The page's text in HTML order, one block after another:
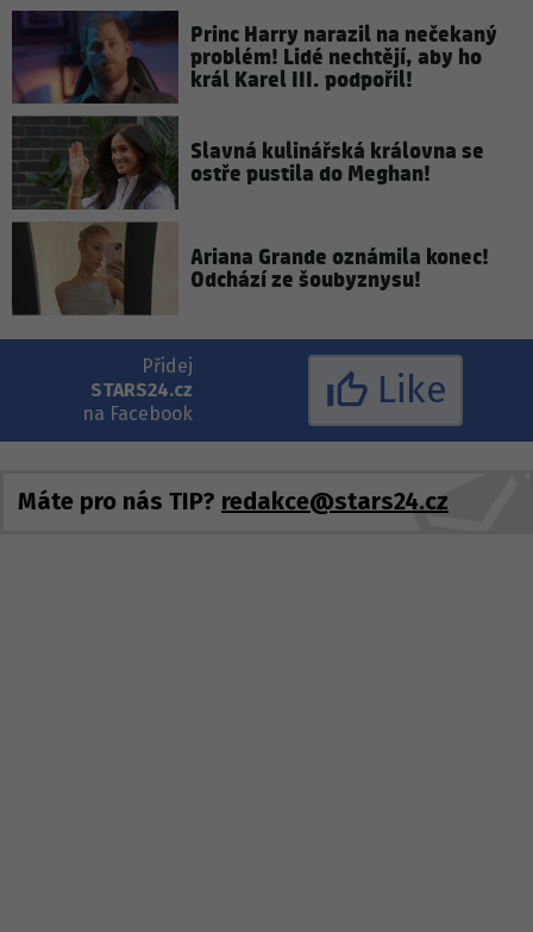
Princ Harry narazil na nečekaný
problém! Lidé nechtějí, aby ho
král Karel III. podpořil!
Slavná kulinářská královna se
ostře pustila do Meghan!
Ariana Grande oznámila konec!
Odchází ze šoubyznysu!
Přidej
STARS24.cz
na Facebook
Like
Máte pro nás TIP? redakce@stars24.cz